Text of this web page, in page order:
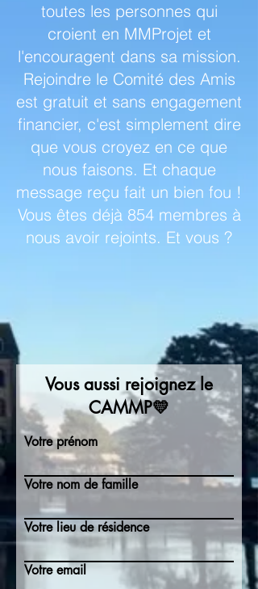
toutes les personnes qui
croient en MMProjet et
l'encouragent dans sa mission.
Rejoindre le Comité des Amis
est gratuit et sans engagement
financier, c'est simplement dire
que vous croyez en ce que
nous faisons. Et chaque
message reçu fait un bien fou !
Vous êtes déjà 854 membres à
nous avoir rejoints. Et vous ?
Vous aussi rejoignez le
CAMMP💛
Votre prénom
Votre nom de famille
Votre lieu de résidence
Votre email